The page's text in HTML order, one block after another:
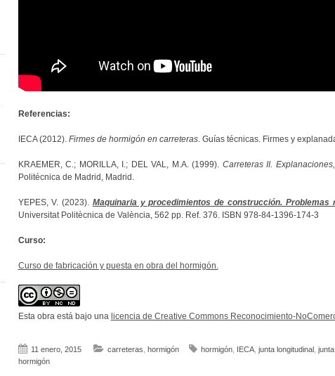
Referencias:
IECA (2012). Firmes de hormigón en carreteras. Guías técnicas. Firmes y
KRAEMER, C.; MORILLA, I.; DEL VAL, M.A. (1999). Carreteras II.
Politécnica de Madrid, Madrid.
YEPES, V. (2023). Maquinaria y procedimientos de construcción. Problemas
Universitat Politècnica de València, 562 pp. Ref. 376. ISBN 978-84-1396-174-3
Curso:
Curso de fabricación y puesta en obra del hormigón.
Esta obra está bajo una licencia de Creative Commons Reconocimiento-
11 enero, 2015 carreteras hormigón hormigón, IECA, junta longitudinal
hormigón